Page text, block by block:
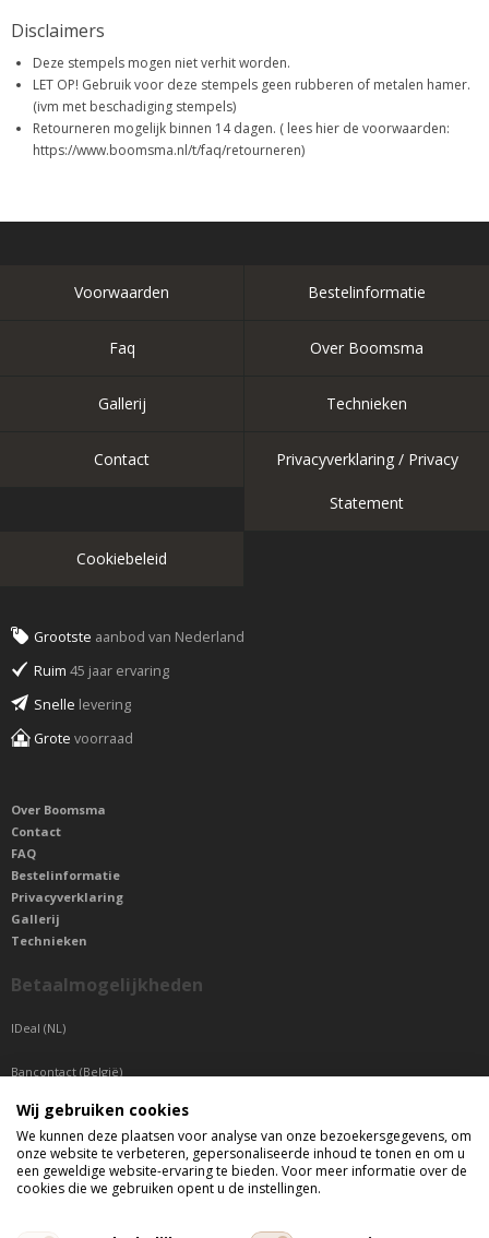
Disclaimers
Deze stempels mogen niet verhit worden.
LET OP! Gebruik voor deze stempels geen rubberen of metalen hamer.
(ivm met beschadiging stempels)
Retourneren mogelijk binnen 14 dagen. ( lees hier de voorwaarden:
https://www.boomsma.nl/t/faq/retourneren)
Voorwaarden Bestelinformatie
Faq Over Boomsma
Gallerij Technieken
Contact Privacyverklaring / Privacy
Statement
Cookiebeleid
Grootste aanbod van Nederland
Ruim 45 jaar ervaring
Snelle levering
Grote voorraad
Over Boomsma
Contact
FAQ
Bestelinformatie
Privacyverklaring
Gallerij
Technieken
Betaalmogelijkheden
IDeal (NL)
Bancontact (België)
Sepa betaling (Overige landen)
Telefonisch bereikbaar
Wij gebruiken cookies
We kunnen deze plaatsen voor analyse van onze bezoekersgegevens, om
onze website te verbeteren, gepersonaliseerde inhoud te tonen en om u
een geweldige website-ervaring te bieden. Voor meer informatie over de
cookies die we gebruiken opent u de instellingen.